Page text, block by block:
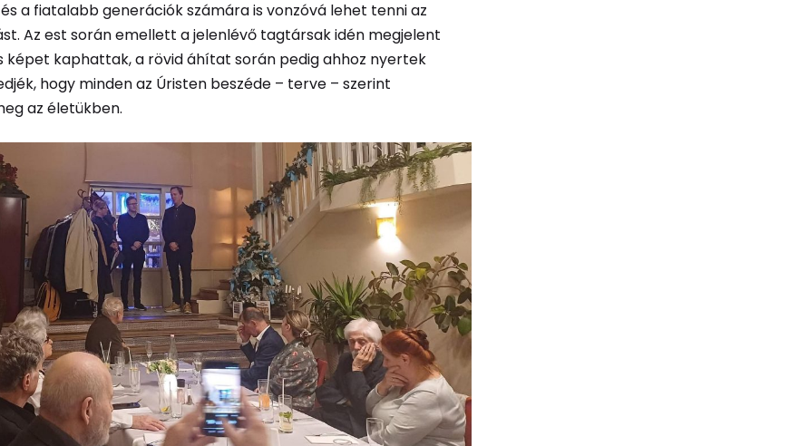
a fiatalabb generációk számára is vonzóvá lehet tenni az
Az est során emellett a jelenlévő tagtársak idén megjelent
képet kaphattak, a rövid áhítat során pedig ahhoz nyertek
hogy minden az Úristen beszéde – terve – szerint
az életükben.